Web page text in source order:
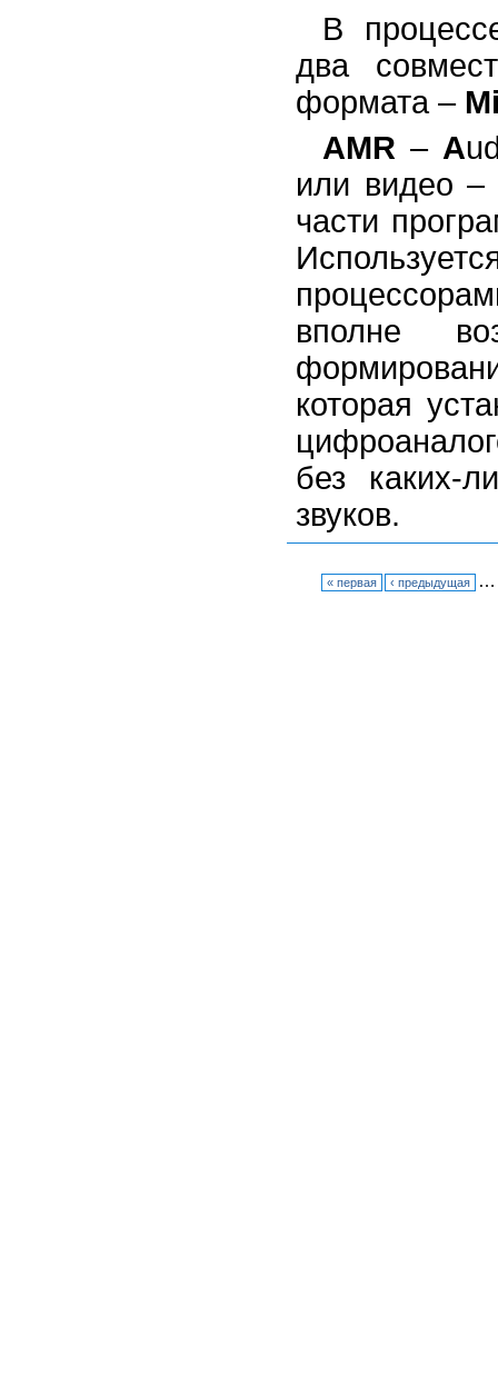
В
два
формата –
AMR – A
или видео –
части
вполне
которая
без каких-
звуков.
« первая ‹ предыдущая …